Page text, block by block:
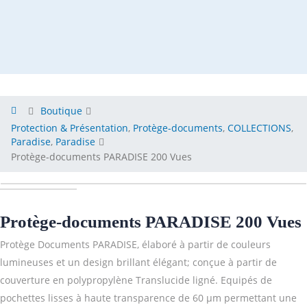
Boutique
Protection & Présentation, Protège-documents, COLLECTIONS,
Paradise, Paradise
Protège-documents PARADISE 200 Vues
Protège-documents PARADISE 200 Vues
Protège Documents PARADISE, élaboré à partir de couleurs
lumineuses et un design brillant élégant; conçue à partir de
couverture en polypropylène Translucide ligné. Equipés de
pochettes lisses à haute transparence de 60 µm permettant une